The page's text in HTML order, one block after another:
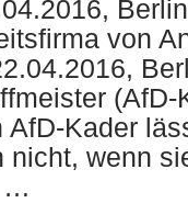
von
AfD-Kader
nicht, wenn
…